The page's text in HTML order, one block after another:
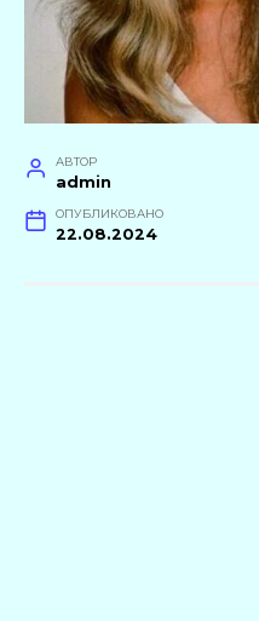
АВТОР
admin
ОПУБЛИКОВАНО
22.08.2024